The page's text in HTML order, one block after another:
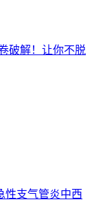
破解！让你不脱
性支气管炎中西